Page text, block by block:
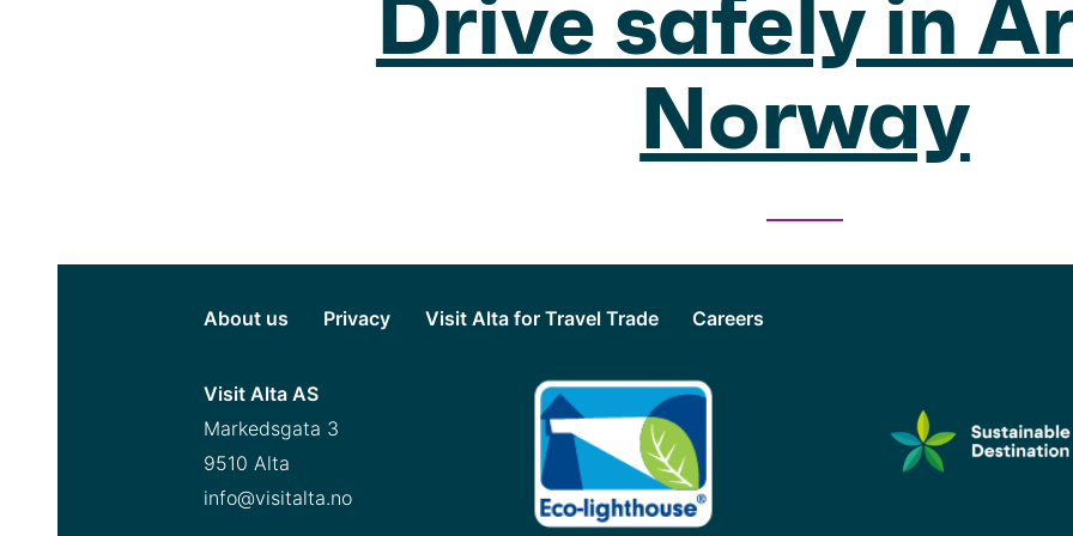
Drive safely in
Norway
About us Privacy Visit Alta for Travel Trade Careers
Visit Alta AS
Markedsgata 3
9510 Alta
info@visitalta.no